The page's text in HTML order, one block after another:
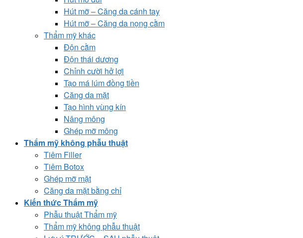
Hút mỡ – Căng da cánh tay
Hút mỡ – Căng da nọng cằm
Thẩm mỹ khác
Độn cằm
Độn thái dương
Chỉnh cười hở lợi
Tạo má lúm đồng tiền
Căng da mặt
Tạo hình vùng kín
Nâng mông
Ghép mỡ mông
Thẩm mỹ không phẫu thuật
Tiêm Filler
Tiêm Botox
Ghép mỡ mặt
Căng da mặt bằng chỉ
Kiến thức Thẩm mỹ
Phẫu thuật Thẩm mỹ
Thẩm mỹ không phẫu thuật